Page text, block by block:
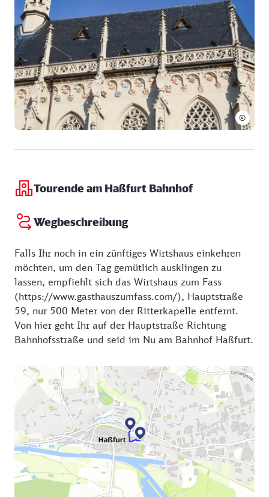
Freitag: 08:00 - 18:00 Uhr
Samstag: 09:00 - 18:00 Uhr
Sonntag: 09:00 - 18:00 Uhr
©
Tourende am Haßfurt Bahnhof
Wegbeschreibung
Falls Ihr noch in ein zünftiges Wirtshaus einkehren
möchten, um den Tag gemütlich ausklingen zu
lassen, empfiehlt sich das Wirtshaus zum Fass
(https://www.gasthauszumfass.com/), Hauptstraße
59, nur 500 Meter von der Ritterkapelle entfernt.
Von hier geht Ihr auf der Hauptstraße Richtung
Bahnhofsstraße und seid im Nu am Bahnhof Haßfurt.